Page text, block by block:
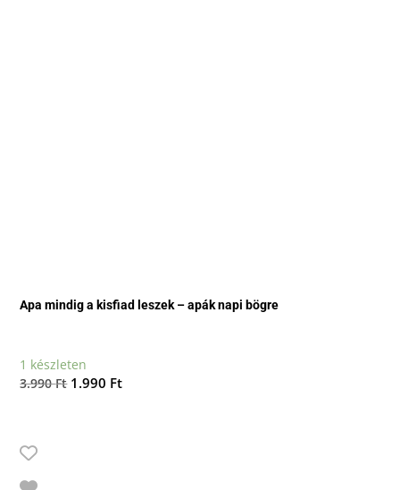
Apa mindig a kisfiad leszek – apák napi bögre
1 készleten
3.990Ft Original
1.990 FtCurrent